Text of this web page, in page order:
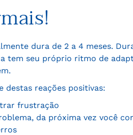
dura de 2 a 4 meses.
tem seu próprio ritmo de
destas reações positivas:
frustração
da próxima vez você